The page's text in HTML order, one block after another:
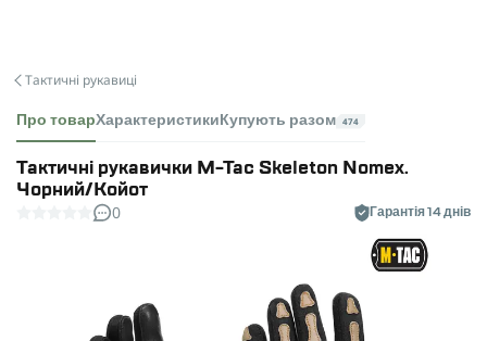
Тактичні рукавиці
Про товарХарактеристики Купують разом 474
Тактичні рукавички M-Tac Skeleton Nomex.
Чорний/Койот
0 Гарантія 14 днів